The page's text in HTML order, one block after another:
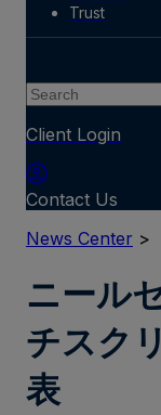
Trust
Search
Client Login
Contact Us
News Center >
ニール
チスク
表